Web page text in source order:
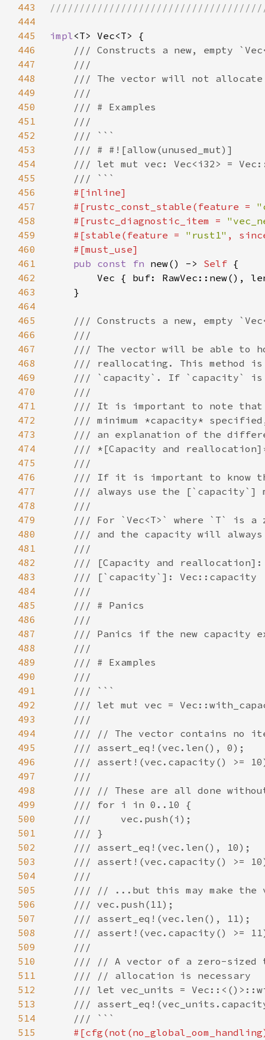
443
444
445
impl
446
447
448
449
450
451
452
453
454
455
456
457
    #[rustc_const_stable(feature =
458
    #[rustc_diagnostic_item =
459
    #[stable(feature =
"rust1" ,
460
461
pub const fn new() -> Self
462
Vec { buf: RawVec::new(),
463
464
465
466
467
468
469
470
471
472
473
474
475
476
477
478
479
480
481
482
483
484
485
486
487
488
489
490
491
492
493
494
495
496
497
498
499
500
501
502
503
504
505
506
507
508
509
510
511
512
513
514
515